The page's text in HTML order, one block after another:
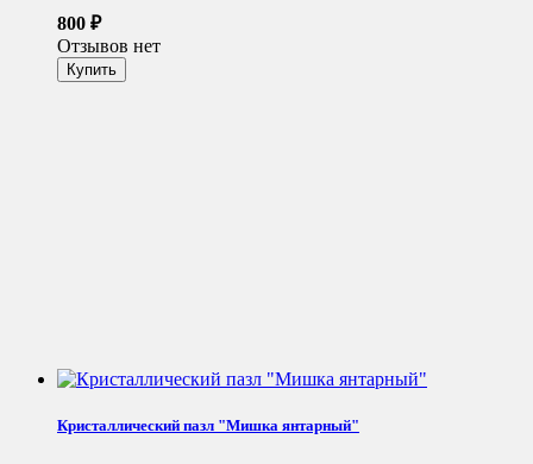
800 ₽
Отзывов нет
Кристаллический пазл "Мишка янтарный"